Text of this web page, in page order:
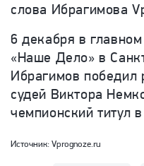
слова Ибрагимова
6 декабря в
«Наше Дело» в
Ибрагимов
судей Виктора
чемпионский титул
Источник: Vprognoze.ru